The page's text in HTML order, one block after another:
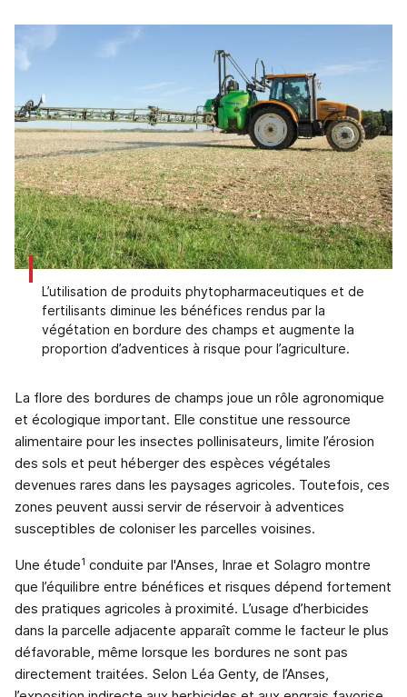
L’utilisation de produits phytopharmaceutiques et de
fertilisants diminue les bénéfices rendus par la
végétation en bordure des champs et augmente la
proportion d’adventices à risque pour l’agriculture.
La flore des bordures de champs joue un rôle agronomique
et écologique important. Elle constitue une ressource
alimentaire pour les insectes pollinisateurs, limite l’érosion
des sols et peut héberger des espèces végétales
devenues rares dans les paysages agricoles. Toutefois, ces
zones peuvent aussi servir de réservoir à adventices
susceptibles de coloniser les parcelles voisines.
Une étude1 conduite par l'Anses, Inrae et Solagro montre
que l’équilibre entre bénéfices et risques dépend fortement
des pratiques agricoles à proximité. L’usage d’herbicides
dans la parcelle adjacente apparaît comme le facteur le plus
défavorable, même lorsque les bordures ne sont pas
directement traitées. Selon Léa Genty, de l’Anses,